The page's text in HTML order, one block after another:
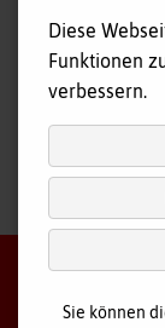
Diese
Funktionen
verbessern.
Sie können